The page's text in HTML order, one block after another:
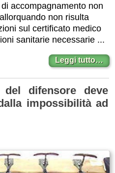
accompagnamento non
non risulta
sul certificato medico
sanitarie necessarie ...
Leggi tutto…
difensore deve
impossibilità ad